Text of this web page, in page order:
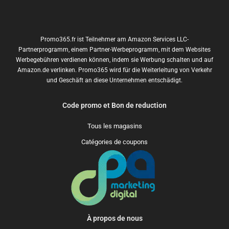
Promo365.fr ist Teilnehmer am Amazon Services LLC-
Partnerprogramm, einem Partner-Werbeprogramm, mit dem Websites
Werbegebühren verdienen können, indem sie Werbung schalten und auf
Amazon.de verlinken. Promo365 wird für die Weiterleitung von Verkehr
und Geschäft an diese Unternehmen entschädigt.
Code promo et Bon de reduction
Tous les magasins
Catégories de coupons
À propos de nous